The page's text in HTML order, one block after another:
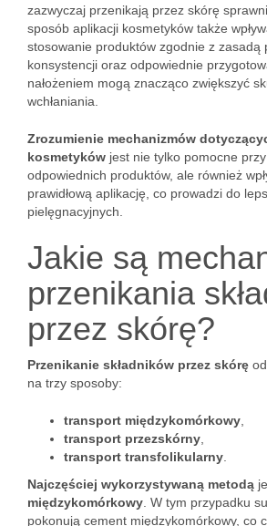
zazwyczaj przenikają przez skórę
sposób aplikacji kosmetyków także
stosowanie produktów zgodnie z zasadą
konsystencji oraz odpowiednie
nałożeniem mogą znacząco zwiększyć
wchłaniania.
Zrozumienie mechanizmów
kosmetyków jest nie tylko pomocne
odpowiednich produktów, ale również
prawidłową aplikację, co prowadzi do
pielęgnacyjnych.
Jakie są
przenikania
przez skórę?
Przenikanie składników przez skórę
na trzy sposoby:
transport międzykomórkowy
transport przezskórny
transport transfolikularny
Najczęściej wykorzystywaną metodą
międzykomórkowy . W tym przypadku
pokonują cement międzykomórkowy, co